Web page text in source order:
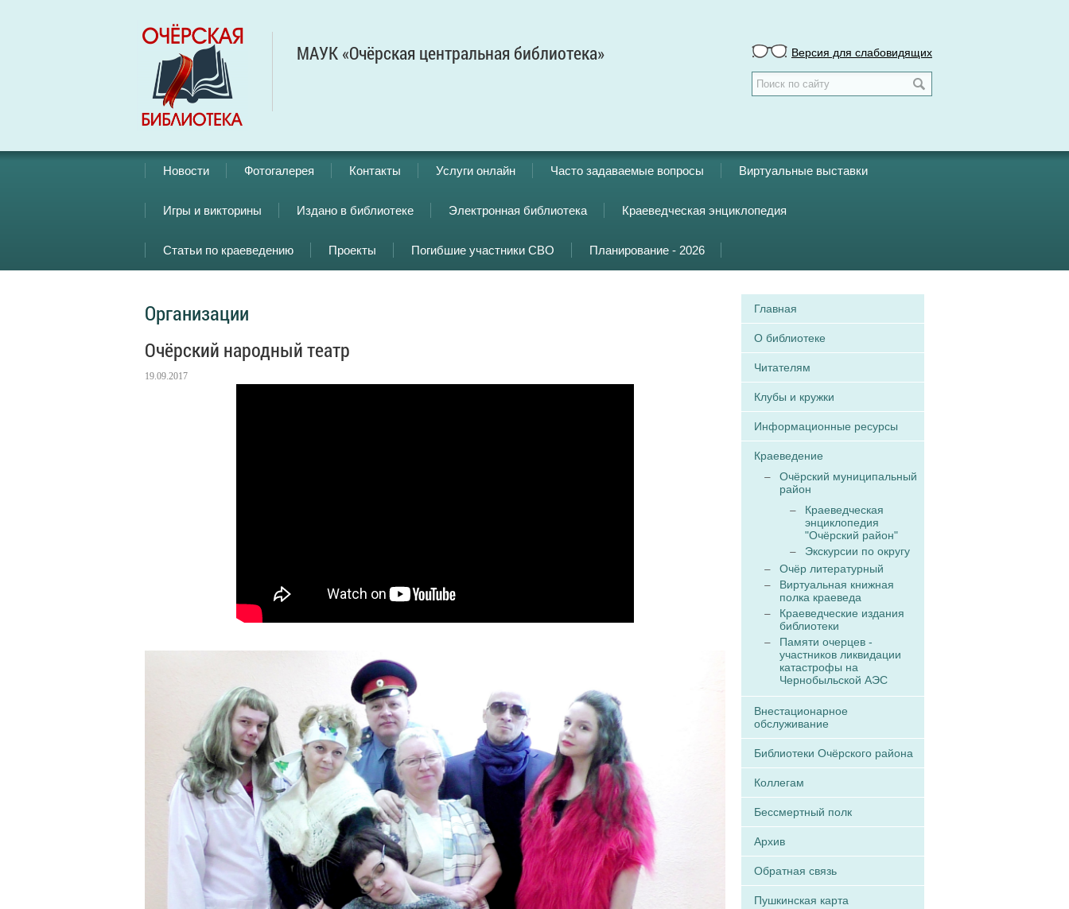
МАУК «Очёрская центральная библиотека» Версия для слабовидящих
Новости Фотогалерея Контакты Услуги онлайн Часто задаваемые вопросы Виртуальные выставки
Игры и викторины Издано в библиотеке Электронная библиотека Краеведческая энциклопедия
Статьи по краеведению Проекты Погибшие участники СВО Планирование - 2026
Организации
Очёрский народный театр
19.09.2017
Главная
О библиотеке
Читателям
Клубы и кружки
Информационные ресурсы
Краеведение
Очёрский муниципальный
район
Краеведческая
энциклопедия
"Очёрский район"
Экскурсии по округу
Очёр литературный
Виртуальная книжная
полка краеведа
Краеведческие издания
библиотеки
Памяти очерцев -
участников ликвидации
катастрофы на
Чернобыльской АЭС
Внестационарное
обслуживание
Библиотеки Очёрского района
Коллегам
Бессмертный полк
Архив
Обратная связь
Пушкинская карта